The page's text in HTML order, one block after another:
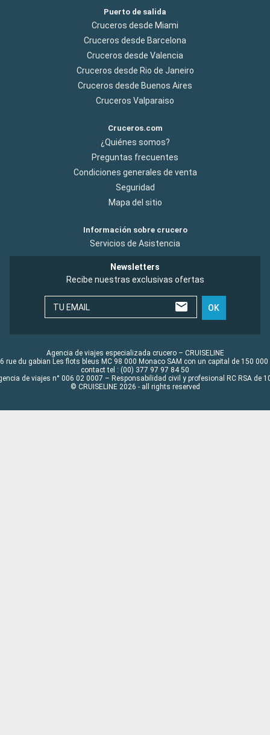
Puerto de salida
Cruceros desde Miami
Cruceros desde Barcelona
Cruceros desde Valencia
Cruceros desde Rio de Janeiro
Cruceros desde Buenos Aires
Cruceros Valparaiso
Cruceros.com
¿Quiénes somos?
Preguntas frecuentes
Condiciones generales de venta
Seguridad
Mapa del sitio
Información sobre crucero
Servicios de Asistencia
Newsletters
Recibe nuestras exclusivas ofertas
TU EMAIL OK
Agencia de viajes especializada crucero – CRUISELINE
rue du gabian Les flots bleus MC 98 000 Monaco SAM con un capital de 150 000
contact tel : (00) 377 97 97 84 50
de viajes n° 006 02 0007 – Responsabilidad civil y profesional RC RSA de
© CRUISELINE 2026 - all rights reserved